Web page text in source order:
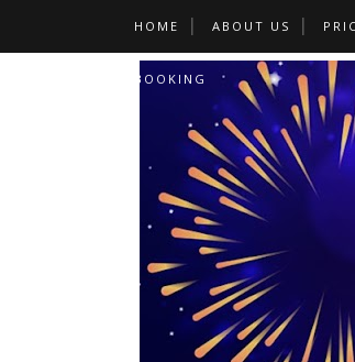
HOME ABOUT US
BOOKING